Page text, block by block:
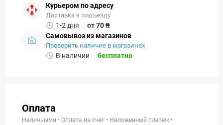
Курьером по адресу
Доставка к подъезду
1-2 дня
от 70 ₴
Самовывоз из магазинов
Проверить наличие в магазинах
В наличии бесплатно
Оплата
Наличными • Оплата на счет • Наложенный платеж •